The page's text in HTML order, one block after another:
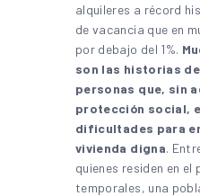
alquileres a récord
de vacancia que en
por debajo del 1%.
son las historias
personas que, sin
protección social,
dificultades para
vivienda digna.
quienes residen en el
temporales, una